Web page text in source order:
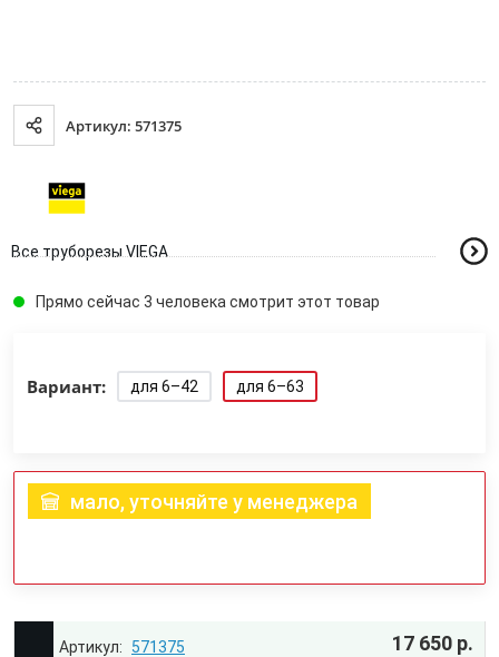
Артикул: 571375
Все труборезы VIEGA
Прямо сейчас 3 человека смотрит этот товар
Вариант: для 6–42 для 6–63
мало, уточняйте у менеджера
571375 17 650 р.